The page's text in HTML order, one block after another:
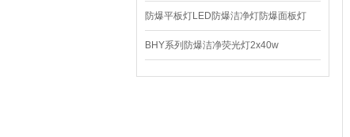
220V/150W
防爆平板灯LED防爆洁净灯防爆面板灯
BHY系列防爆洁净荧光灯2x40w